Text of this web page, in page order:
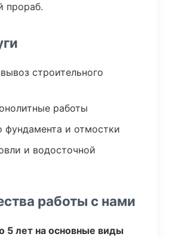
прораб.
строительного
работы
фундамента и отмостки
и водосточной
работы с нами
5 лет на основные виды